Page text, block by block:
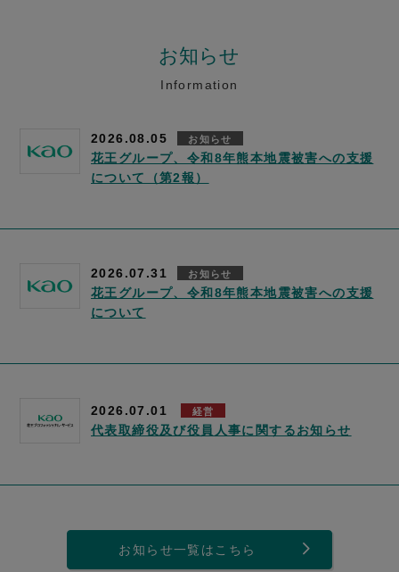
お知らせ
Information
2026.08.05 お知らせ
花王グループ、令和8年熊本地震被害への支援
について（第2報）
2026.07.31 お知らせ
花王グループ、令和8年熊本地震被害への支援
について
2026.07.01 経営
代表取締役及び役員人事に関するお知らせ
お知らせ一覧はこちら